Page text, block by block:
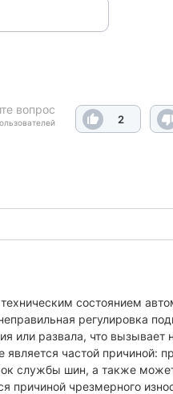
вопрос
2
состоянием
регулировка
или развала, что
частой
службы шин, а также
чрезмерного